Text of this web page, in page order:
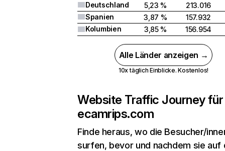
Deutschland
5,23 %
213.016
Spanien
3,87 %
157.932
Kolumbien
3,85 % 156.954
Alle Länder anzeigen →
10x täglich Einblicke. Kostenlos!
Website Traffic Journey für
ecamrips.com
Finde heraus, wo die Besucher/
surfen, bevor und nachdem sie auf